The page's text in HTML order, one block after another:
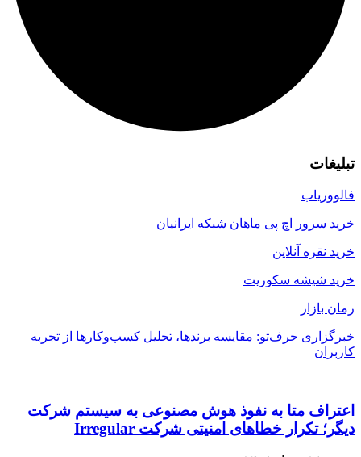
تبلیغات
فالووریاب
خرید سرور اچ پی ماهان شبکه ایرانیان
خرید نقره آنلاین
خرید شیشه سکوریت
رمان بازار
خبرگزاری حرف‌تو: مقایسه برندها، تحلیل کسب‌وکارها از تجربه
کاربران
اعتراف متا به نفوذ هوش مصنوعی به سیستم شرکت
دیگر؛ تکرار خطاهای امنیتی شرکت Irregular